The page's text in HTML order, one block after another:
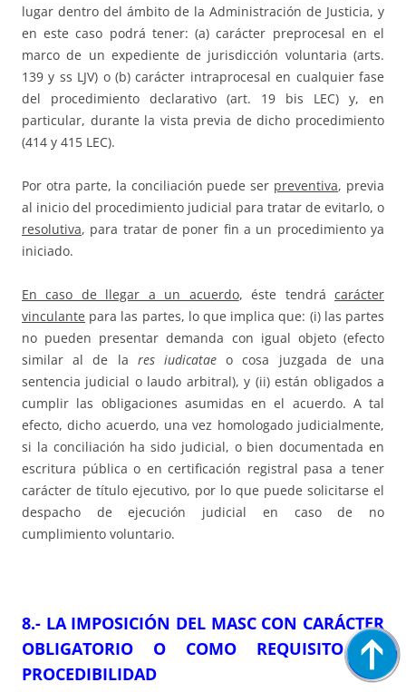
lugar dentro del ámbito de la Administración de Justicia, y
en este caso podrá tener: (a) carácter preprocesal en el
marco de un expediente de jurisdicción voluntaria (arts.
139 y ss LJV) o (b) carácter intraprocesal en cualquier fase
del procedimiento declarativo (art. 19 bis LEC) y, en
particular, durante la vista previa de dicho procedimiento
(414 y 415 LEC).
Por otra parte, la conciliación puede ser preventiva, previa
al inicio del procedimiento judicial para tratar de evitarlo, o
resolutiva, para tratar de poner fin a un procedimiento ya
iniciado.
En caso de llegar a un acuerdo, éste tendrácarácter
vinculante para las partes, lo que implica que: (i) las partes
no pueden presentar demanda con igual objeto (efecto
similar al de la res iudicatae o cosa juzgada de una
sentencia judicial o laudo arbitral), y (ii) están obligados a
cumplir las obligaciones asumidas en el acuerdo. A tal
efecto, dicho acuerdo, una vez homologado judicialmente,
si la conciliación ha sido judicial, o bien documentada en
escritura pública o en certificación registral pasa a tener
carácter de título ejecutivo, por lo que puede solicitarse el
despacho de ejecución judicial en caso de no
cumplimiento voluntario.
8.- LA IMPOSICIÓN DEL MASC CON CARÁCTER
OBLIGATORIO O COMO REQUISITO DE
PROCEDIBILIDAD